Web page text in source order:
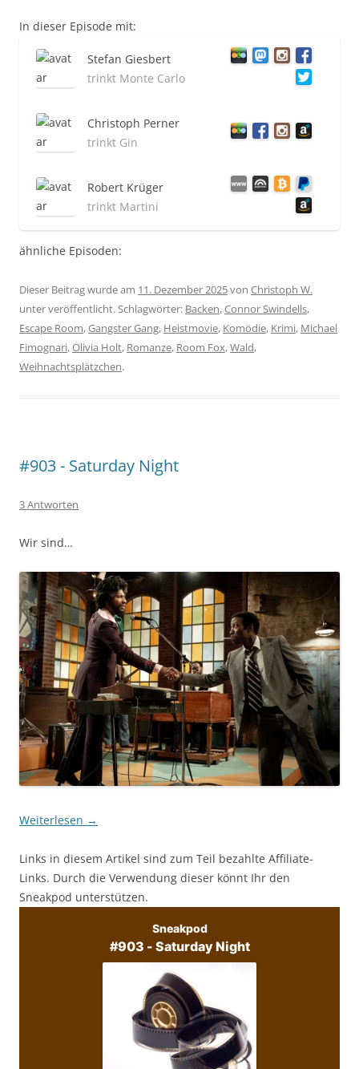
In dieser Episode mit:
Stefan Giesbert
trinkt Monte Carlo
Christoph Perner
trinkt Gin
Robert Krüger
trinkt Martini
ähnliche Episoden:
Dieser Beitrag wurde am 11. Dezember 2025von Christoph W.
unter veröffentlicht. Schlagwörter: Backen,Connor Swindells,
Escape Room,Gangster Gang, Heistmovie, Komödie, Krimi, Michael
Fimognari,Olivia Holt, Romanze, Room Fox,Wald,
Weihnachtsplätzchen.
#903 - Saturday Night
3 Antworten
Wir sind…
Weiterlesen →
Links in diesem Artikel sind zum Teil bezahlte Affiliate-
Links. Durch die Verwendung dieser könnt Ihr den
Sneakpod unterstützen.